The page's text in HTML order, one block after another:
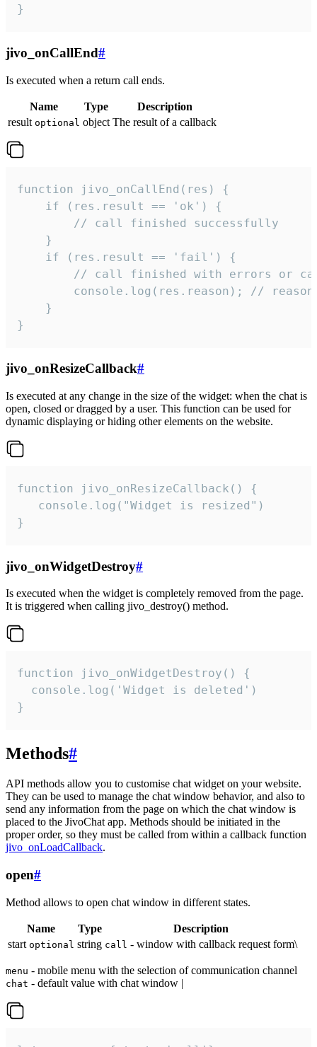
}
jivo_onCallEnd#
Is executed when a return call ends.
Name Type
Description
result optional object The result of a callback
function jivo_onCallEnd(res) {
    if (res.result == 'ok') {
        // call finished successfully
    }
    if (res.result == 'fail') {
// call finished with errors or
console.log(res.reason); //
    }
}
jivo_onResizeCallback#
Is executed at any change in the size of the widget: when the chat is
open, closed or dragged by a user. This function can be used for
dynamic displaying or hiding other elements on the website.
function jivo_onResizeCallback() {
   console.log("Widget is resized")
}
jivo_onWidgetDestroy#
Is executed when the widget is completely removed from the page.
It is triggered when calling jivo_destroy() method.
function jivo_onWidgetDestroy() {
  console.log('Widget is deleted')
}
Methods#
API methods allow you to customise chat widget on your website.
They can be used to manage the chat window behavior, and also to
send any information from the page on which the chat window is
placed to the JivoChat app. Methods should be initiated in the
proper order, so they must be called from within a callback function
jivo_onLoadCallback.
open#
Method allows to open chat window in different states.
Name Type
Description
start optional string call - window with callback request form\
menu - mobile menu with the selection of communication channel
chat - default value with chat window |